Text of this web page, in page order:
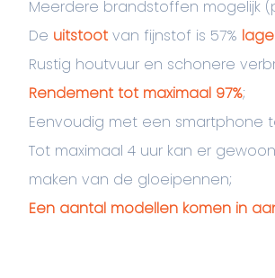
Meerdere brandstoffen mogelijk
De uitstoot van fijnstof is 57%
Rustig houtvuur en schonere
Rendement tot maximaal 97%;
Eenvoudig met een smartphone
Tot maximaal 4 uur kan er
maken van de gloeipennen;
Een aantal modellen komen in